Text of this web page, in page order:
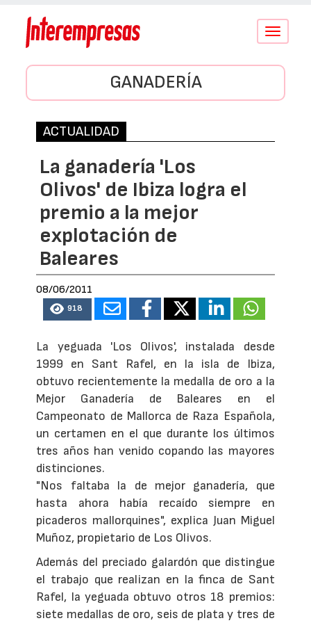
Conmutar
GANADERÍA
ACTUALIDAD
La ganadería 'Los
Olivos' de Ibiza logra el
premio a la mejor
explotación de
Baleares
08/06/2011
918
La yeguada 'Los Olivos', instalada desde
1999 en Sant Rafel, en la isla de Ibiza,
obtuvo recientemente la medalla de oro a la
Mejor Ganadería de Baleares en el
Campeonato de Mallorca de Raza Española,
un certamen en el que durante los últimos
tres años han venido copando las mayores
distinciones.
"Nos faltaba la de mejor ganadería, que
hasta ahora había recaído siempre en
picaderos mallorquines", explica Juan Miguel
Muñoz, propietario de Los Olivos.
Además del preciado galardón que distingue
el trabajo que realizan en la finca de Sant
Rafel, la yeguada obtuvo otros 18 premios:
siete medallas de oro, seis de plata y tres de